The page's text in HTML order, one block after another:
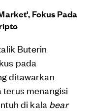
Fokus Pada
Buterin
pada
ditawarkan
menangisi
di kala bear